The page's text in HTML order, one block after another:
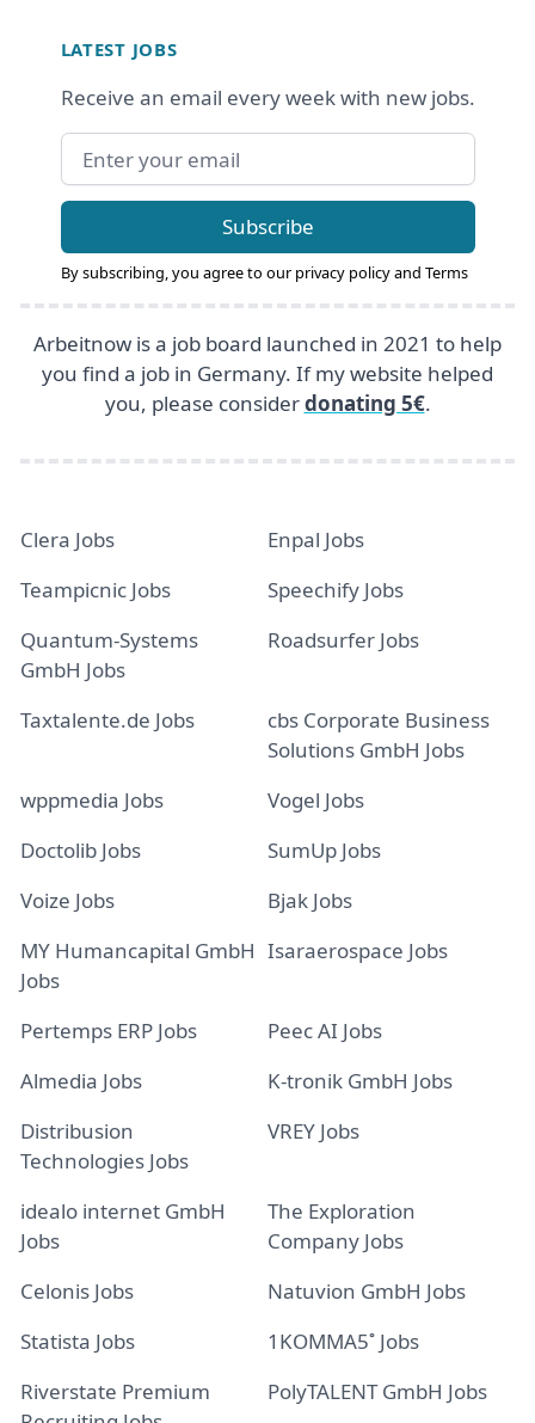
LATEST JOBS
Receive an email every week with new jobs.
Email address
Subscribe
By subscribing, you agree to our privacy policyand Terms
Arbeitnow is a job board launched in 2021 to help
you find a job in Germany. If my website helped
you, please considerdonating 5€.
Clera Jobs
Enpal Jobs
Teampicnic Jobs
Speechify Jobs
Quantum-Systems
GmbH Jobs
Roadsurfer Jobs
Taxtalente.de Jobs
cbs Corporate Business
Solutions GmbH Jobs
wppmedia Jobs
Vogel Jobs
Doctolib Jobs
SumUp Jobs
Voize Jobs
Bjak Jobs
MY Humancapital GmbH
Jobs
Isaraerospace Jobs
Pertemps ERP Jobs
Peec AI Jobs
Almedia Jobs
K-tronik GmbH Jobs
Distribusion
Technologies Jobs
VREY Jobs
idealo internet GmbH
Jobs
The Exploration
Company Jobs
Celonis Jobs
Natuvion GmbH Jobs
Statista Jobs
1KOMMA5˚ Jobs
Riverstate Premium
PolyTALENT GmbH Jobs